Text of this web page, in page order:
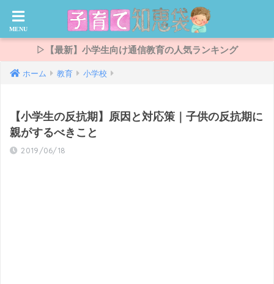
▷【最新】小学生向け通信教育の人気ランキング
ホーム 教育 小学校
【小学生の反抗期】原因と対応策｜子供の反抗期に
親がするべきこと
2019/06/18